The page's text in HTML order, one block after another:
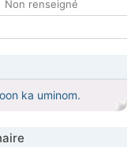
Non renseigné
ka uminom.